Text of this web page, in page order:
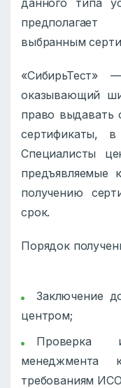
данного типа
выбранным
«СибирьТест»
оказывающий
право выдавать
сертификаты,
Специалисты
предъявляемые
получению
срок.
Порядок
Заключение
центром;
Проверка
менеджмента
требованиям